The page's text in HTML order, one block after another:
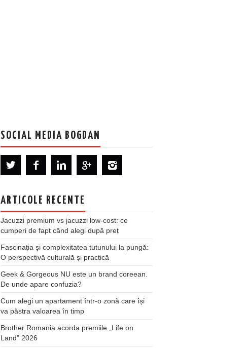
SOCIAL MEDIA BOGDAN
ARTICOLE RECENTE
Jacuzzi premium vs jacuzzi low-cost: ce
cumperi de fapt când alegi după preț
Fascinația și complexitatea tutunului la pungă:
O perspectivă culturală și practică
Geek & Gorgeous NU este un brand coreean.
De unde apare confuzia?
Cum alegi un apartament într-o zonă care își
va păstra valoarea în timp
Brother Romania acorda premiile „Life on
Land” 2026